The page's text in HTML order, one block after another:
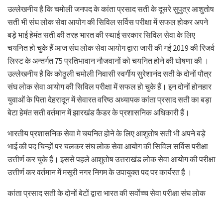
उल्लेखनीय है कि चमोली जनपद के कांता प्रसाद सती के दूसरे सुपुत्र आशुतोष
सती भी संघ लोक सेवा आयोग की सिविल सर्विस परीक्षा में सफल होकर अपने
बड़े भाई हेमंत सती की तरह भारत की स्थाई सरकार सिविल सेवा के लिए
चयनित हो चुके हैं आज संघ लोक सेवा आयोग द्वारा जारी की गई 2019 की रिजर्व
लिस्ट के अन्तर्गत 75 प्रतिभावान नौजवानों को चयनित होने की घोषणा की ।
उल्लेखनीय है कि कोठुली चमोली निवासी स्वर्गीय सुरेशानंद सती के दोनों पौत्र
संघ लोक सेवा आयोग की सिविल परीक्षा में सफल हो चुके हैं। इन दोनों होनहार
युवाओं के पिता देहरादून में सेवारत वरिष्ठ अध्यापक कांता प्रसाद सती का बड़ा
बेटा हेमंत सती वर्तमान में झारखंड कैडर के प्रशासनिक अधिकारी हैं।
भारतीय प्रशासनिक सेवा मे चयनित होने के लिए आशुतोष सती भी अपने बड़े
भाई की पद चिन्हों पर चलकर संघ लोक सेवा आयोग की सिविल सर्विस परीक्षा
उत्तीर्ण कर चुके हैं। इससे पहले आशुतोष उत्तराखंड लोक सेवा आयोग की परीक्षा
उत्तीर्ण कर वर्तमान में मसूरी नगर निगम के उपायुक्त पद पर कार्यरत है ।
कांता प्रसाद सती के दोनों बेटों द्वारा भारत की सर्वोच्च सेवा परीक्षा संघ लोक